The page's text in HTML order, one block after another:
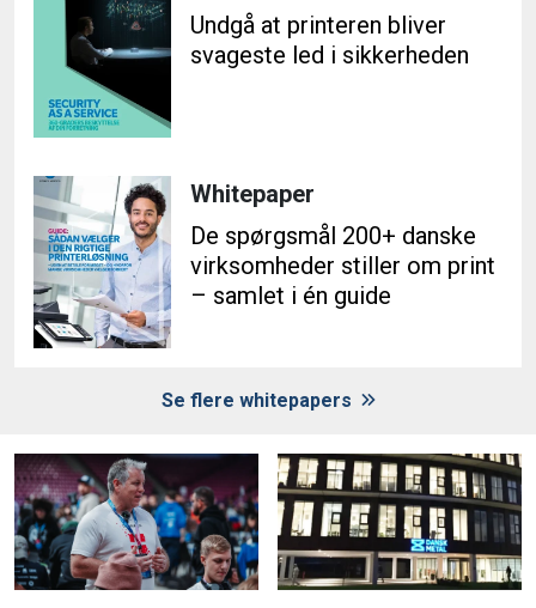
Undgå at printeren bliver
svageste led i sikkerheden
Whitepaper
De spørgsmål 200+ danske
virksomheder stiller om print
– samlet i én guide
Se flere whitepapers